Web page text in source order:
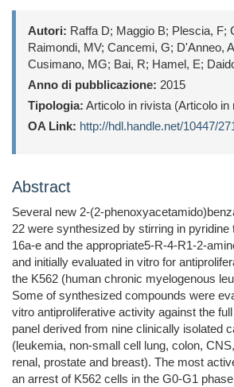
Autori: Raffa D; Maggio B; Plescia, F;
Raimondi, MV; Cancemi, G; D'Anneo,
Cusimano, MG; Bai, R; Hamel, E;
Anno di pubblicazione: 2015
Tipologia: Articolo in rivista (Articolo in
OA Link: http://hdl.handle.net/10447/
Abstract
Several new 2-(2-
22 were synthesized by stirring in pyridine
16a-e and the appropriate5-R-4-R1-2-
and initially evaluated in vitro for
the K562 (human chronic myelogenous
Some of synthesized compounds were
vitro antiproliferative activity against the
panel derived from nine clinically isolated
(leukemia, non-small cell lung, colon,
renal, prostate and breast). The most
an arrest of K562 cells in the G0-G1